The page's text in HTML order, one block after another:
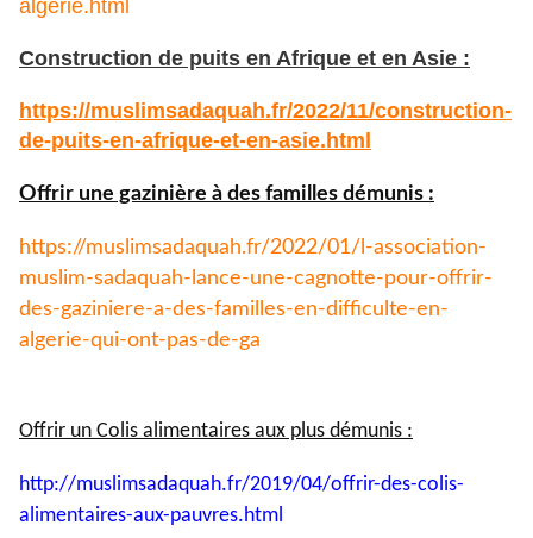
algerie.html
Construction de puits en Afrique et en Asie :
https://muslimsadaquah.fr/2022/11/construction-
de-puits-en-afrique-et-en-asie.html
Offrir une gazinière à des familles démunis :
https://muslimsadaquah.fr/2022/01/l-association-
muslim-sadaquah-lance-une-cagnotte-pour-offrir-
des-gaziniere-a-des-familles-en-difficulte-en-
algerie-qui-ont-pas-de-ga
Offrir un Colis alimentaires aux plus démunis :
http://muslimsadaquah.fr/2019/04/offrir-des-colis-
alimentaires-aux-pauvres.html